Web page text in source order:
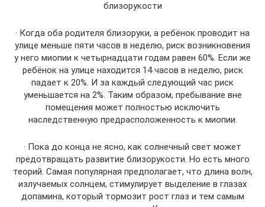
близорукости
· Когда оба родителя близоруки, а ребёнок проводит на
улице меньше пяти часов в неделю, риск возникновения
у него миопии к четырнадцати годам равен 60%. Если же
ребёнок на улице находится 14 часов в неделю, риск
падает к 20%. И за каждый следующий час риск
уменьшается на 2%. Таким образом, пребывание вне
помещения может полностью исключить
наследственную предрасположенность к миопии.
· Пока до конца не ясно, как солнечный свет может
предотвращать развитие близорукости. Но есть много
теорий. Самая популярная предполагает, что длина волн,
излучаемых солнцем, стимулирует выделение в глазах
допамина, который тормозит рост глаз и тем самым